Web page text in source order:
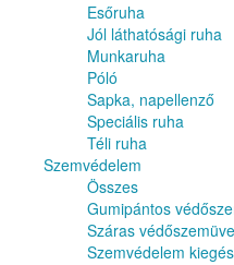
Esőruha
Jól láthatósági ruha
Munkaruha
Póló
Sapka, napellenző
Speciális ruha
Téli ruha
Szemvédelem
Összes
Gumipántos
Száras
Szemvédelem